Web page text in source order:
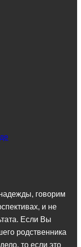
говорим
и не
Если Вы
родственника
то если это